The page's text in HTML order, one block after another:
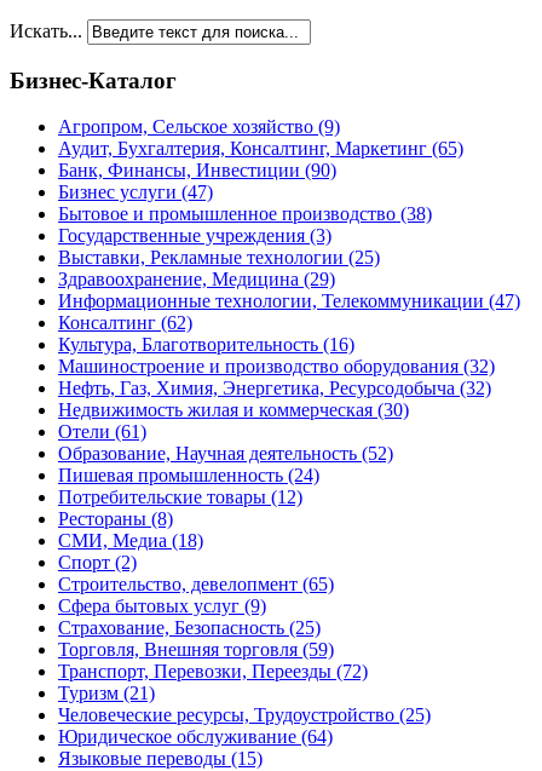
Искать...
Бизнес-Каталог
Агропром, Сельское хозяйство (9)
Аудит, Бухгалтерия, Консалтинг, Маркетинг (65)
Банк, Финансы, Инвестиции (90)
Бизнес услуги (47)
Бытовое и промышленное производство (38)
Государственные учреждения (3)
Выставки, Рекламные технологии (25)
Здравоохранение, Медицина (29)
Информационные технологии, Телекоммуникации (47)
Консалтинг (62)
Культура, Благотворительность (16)
Машиностроение и производство оборудования (32)
Нефть, Газ, Химия, Энергетика, Ресурсодобыча (32)
Недвижимость жилая и коммерческая (30)
Отели (61)
Образование, Научная деятельность (52)
Пишевая промышленность (24)
Потребительские товары (12)
Рестораны (8)
СМИ, Медиа (18)
Спорт (2)
Строительство, девелопмент (65)
Сфера бытовых услуг (9)
Страхование, Безопасность (25)
Торговля, Внешняя торговля (59)
Транспорт, Перевозки, Переезды (72)
Туризм (21)
Человеческие ресурсы, Трудоустройство (25)
Юридическое обслуживание (64)
Языковые переводы (15)